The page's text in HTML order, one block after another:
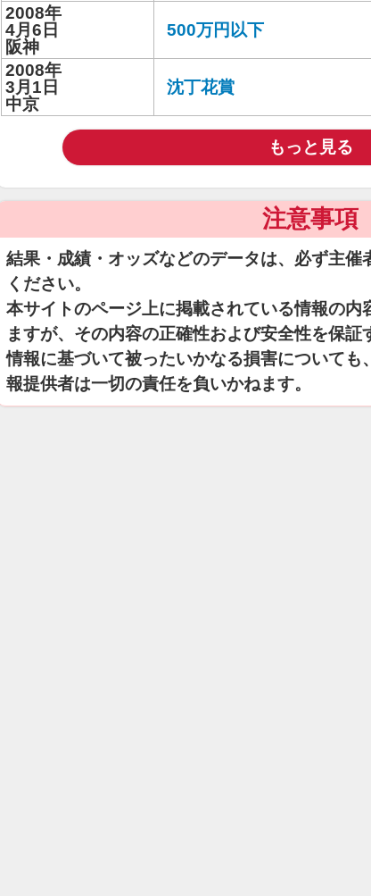
2008年
4月6日
阪神
500万円以下
2008年
3月1日
中京
沈丁花賞
もっと見る
注意事項
結果・成績・オッズなどのデータは、必ず主催
ください。
本サイトのページ上に掲載されている情報の内
ますが、その内容の正確性および安全性を保
情報に基づいて被ったいかなる損害について
報提供者は一切の責任を負いかねます。